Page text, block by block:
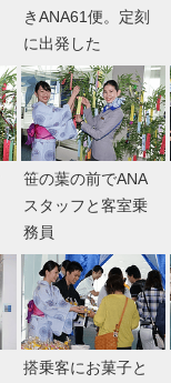
きANA61便。定刻
に出発した
笹の葉の前でANA
スタッフと客室乗
務員
搭乗客にお菓子と